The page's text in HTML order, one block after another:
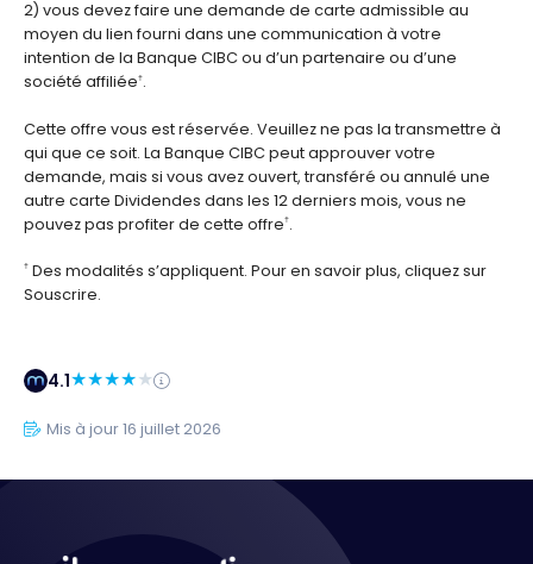
2) vous devez faire une demande de carte admissible au
moyen du lien fourni dans une communication à votre
intention de la Banque CIBC ou d’un partenaire ou d’une
société affiliée†.
Cette offre vous est réservée. Veuillez ne pas la transmettre à
qui que ce soit. La Banque CIBC peut approuver votre
demande, mais si vous avez ouvert, transféré ou annulé une
autre carte Dividendes dans les 12 derniers mois, vous ne
pouvez pas profiter de cette offre†.
† Des modalités s’appliquent. Pour en savoir plus, cliquez sur
Souscrire.
4.1
Mis à jour 16 juillet 2026